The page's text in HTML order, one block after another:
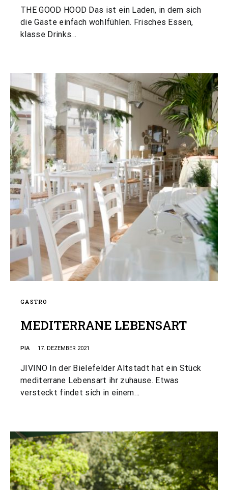
THE GOOD HOOD Das ist ein Laden, in dem sich
die Gäste einfach wohlfühlen. Frisches Essen,
klasse Drinks…
GASTRO
MEDITERRANE LEBENSART
PIA 17. DEZEMBER 2021
JIVINO In der Bielefelder Altstadt hat ein Stück
mediterrane Lebensart ihr zuhause. Etwas
versteckt findet sich in einem…